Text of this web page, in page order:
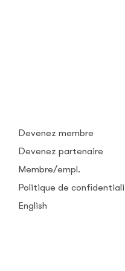
Devenez membre
Devenez partenaire
Membre/empl.
Politique de
English